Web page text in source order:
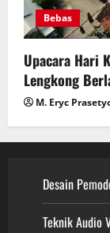
Bebas
Upacara Hari
Lengkong
M. Eryc
Desain
Teknik Audio